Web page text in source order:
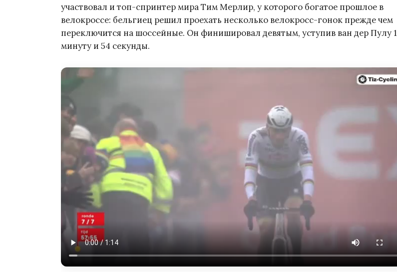
участвовал и топ-спринтер мира Тим Мерлир, у которого богатое прошлое в
велокроссе: бельгиец решил проехать несколько велокросс-гонок прежде чем
переключится на шоссейные. Он финишировал девятым, уступив ван дер Пулу 1
минуту и 54 секунды.